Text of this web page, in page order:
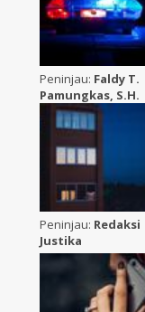
Peninjau: Faldy T.
Pamungkas, S.H.
Peninjau: Redaksi
Justika